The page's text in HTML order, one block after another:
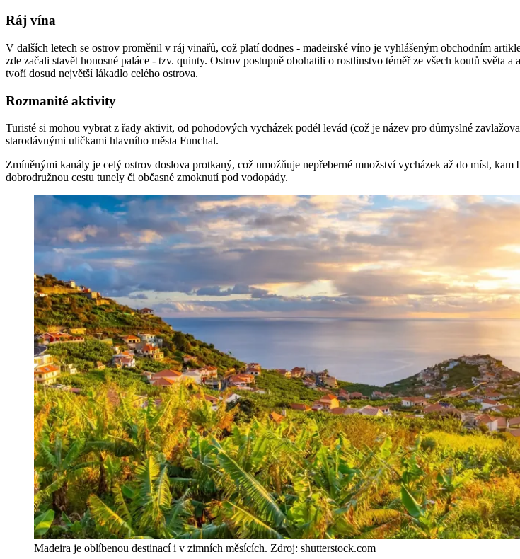
Ráj vína
V dalších letech se ostrov proměnil v ráj vinařů, což platí dodnes - madeirské víno je vyhlášeným obchodním
zde začali stavět honosné paláce - tzv. quinty. Ostrov postupně obohatili o rostlinstvo téměř ze všech koutů světa
tvoří dosud největší lákadlo celého ostrova.
Rozmanité aktivity
Turisté si mohou vybrat z řady aktivit, od pohodových vycházek podél levád (což je název pro důmyslné
starodávnými uličkami hlavního města Funchal.
Zmíněnými kanály je celý ostrov doslova protkaný, což umožňuje nepřeberné množství vycházek až do míst,
dobrodružnou cestu tunely či občasné zmoknutí pod vodopády.
Madeira je oblíbenou destinací i v zimních měsících. Zdroj: shutterstock.com